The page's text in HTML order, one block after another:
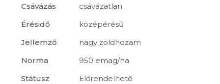
Csávázás
csávázatlan
Érésidő
középérésű
Jellemző
nagy zöldhozam
Norma
950 emag/ha
Státusz
Előrendelhető